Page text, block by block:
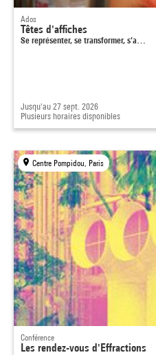
Ados
Têtes d'affiches
Se représenter, se transformer, s’a…
Jusqu'au 27 sept. 2026
Plusieurs horaires disponibles
Centre Pompidou, Paris
Conférence
Les rendez-vous d'Effractions